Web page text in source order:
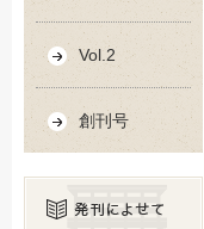
Vol.2
創刊号